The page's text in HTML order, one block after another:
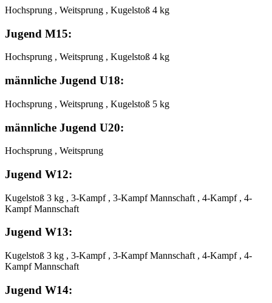
Hochsprung , Weitsprung , Kugelstoß 4 kg
Jugend M15:
Hochsprung , Weitsprung , Kugelstoß 4 kg
männliche Jugend U18:
Hochsprung , Weitsprung , Kugelstoß 5 kg
männliche Jugend U20:
Hochsprung , Weitsprung
Jugend W12:
Kugelstoß 3 kg , 3-Kampf , 3-Kampf Mannschaft , 4-Kampf , 4-
Kampf Mannschaft
Jugend W13:
Kugelstoß 3 kg , 3-Kampf , 3-Kampf Mannschaft , 4-Kampf , 4-
Kampf Mannschaft
Jugend W14: